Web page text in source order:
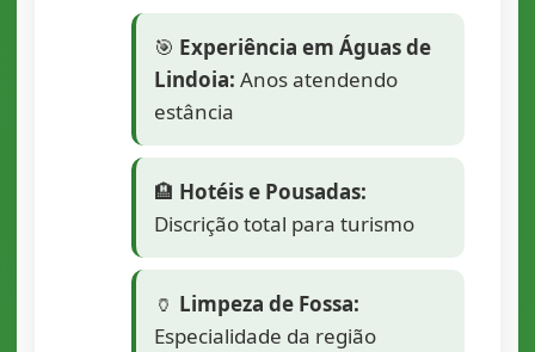
🎯 Experiência em Águas de
Lindoia: Anos atendendo
estância
🏨 Hotéis e Pousadas:
Discrição total para turismo
🏺 Limpeza de Fossa:
Especialidade da região